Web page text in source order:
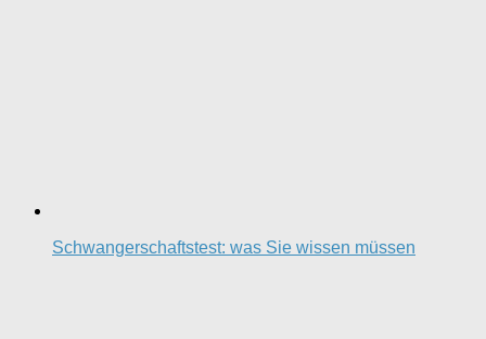
Schwangerschaftstest: was Sie wissen müssen